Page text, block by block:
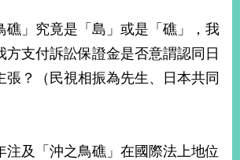
礁」究竟是「島」或是「礁」，我
方支付訴訟保證金是否意謂認同日
張？（民視相振為先生、日本共同
注及「沖之鳥礁」在國際法上地位